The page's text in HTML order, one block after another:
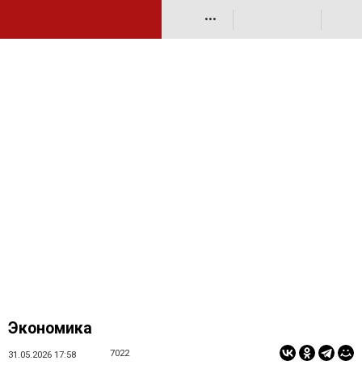
•••
Экономика
31.05.2026 17:58 7022